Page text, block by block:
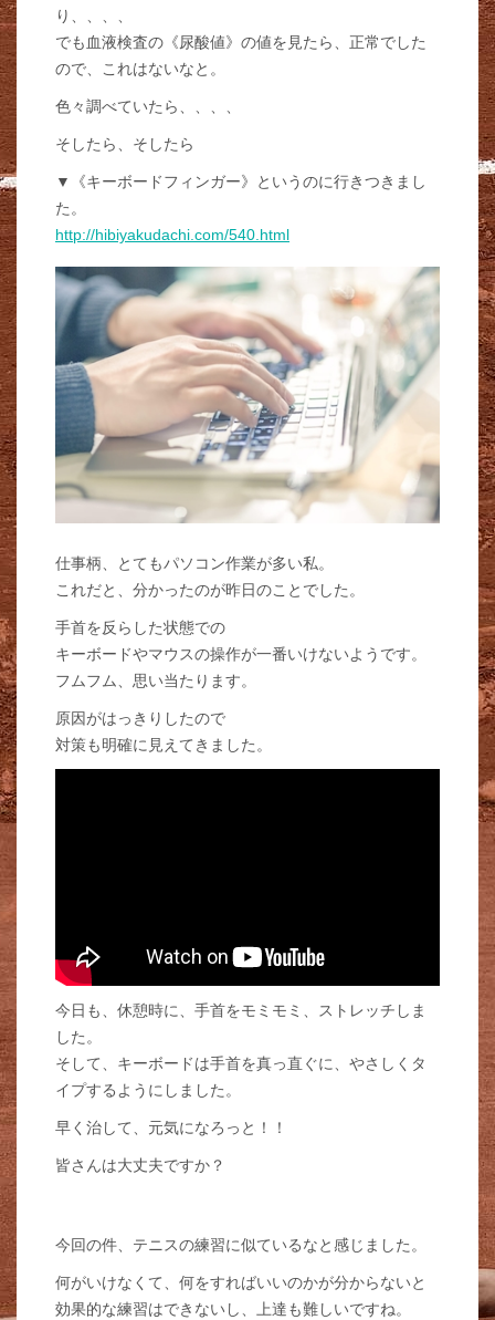
り、、、、
でも血液検査の《尿酸値》の値を見たら、正常でした
ので、これはないなと。
色々調べていたら、、、、
そしたら、そしたら
▼《キーボードフィンガー》というのに行きつきまし
た。
http://hibiyakudachi.com/540.html
仕事柄、とてもパソコン作業が多い私。
これだと、分かったのが昨日のことでした。
手首を反らした状態での
キーボードやマウスの操作が一番いけないようです。
フムフム、思い当たります。
原因がはっきりしたので
対策も明確に見えてきました。
今日も、休憩時に、手首をモミモミ、ストレッチしま
した。
そして、キーボードは手首を真っ直ぐに、やさしくタ
イプするようにしました。
早く治して、元気になろっと！！
皆さんは大丈夫ですか？
今回の件、テニスの練習に似ているなと感じました。
何がいけなくて、何をすればいいのかが分からないと
効果的な練習はできないし、上達も難しいですね。